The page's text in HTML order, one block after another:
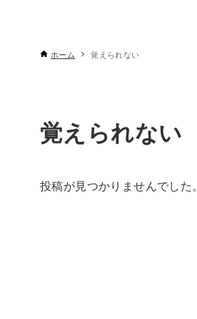
ホーム 覚えられない
覚えられない
投稿が見つかりませんでした。